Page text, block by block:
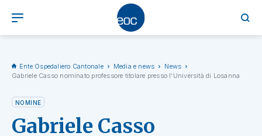
Ente Ospedaliero Cantonale Media e news
News
Gabriele Casso nominato professore titolare presso l’Università di Losanna
NOMINE
Gabriele Casso